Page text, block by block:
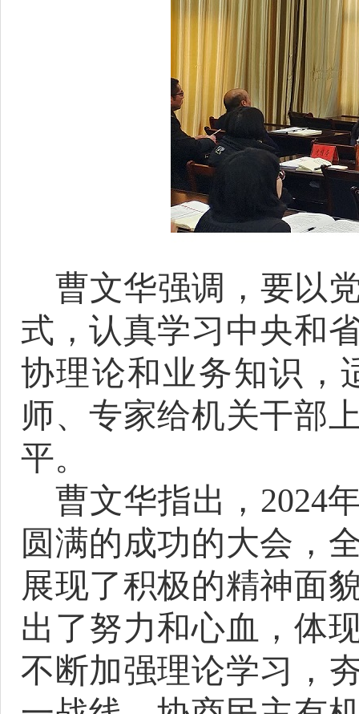
曹文华强调，要以
式，认真学习中央和
协理论和业务知识，
师、专家给机关干部
平。
曹文华指出， 2024
圆满的成功的大会，
展现了积极的精神面
出了努力和心血，体
不断加强理论学习，